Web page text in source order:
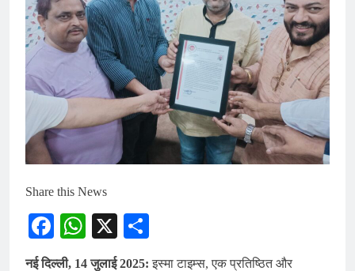
Share this News
Facebook
WhatsApp
X
नई दिल्ली, 14 जुलाई 2025:इस्मा टाइम्स, एक प्रतिष्ठित और